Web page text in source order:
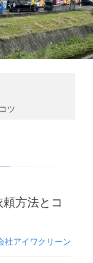
ツ
方法とコ
社アイワクリーン